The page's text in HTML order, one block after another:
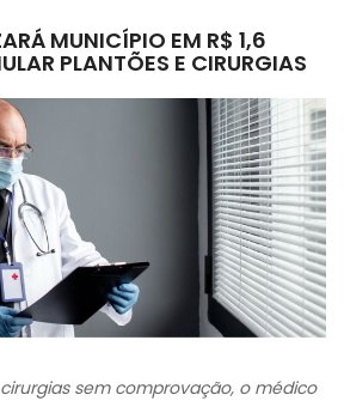
MUNICÍPIO EM R$ 1,6
PLANTÕES E CIRURGIAS
sem comprovação, o médico